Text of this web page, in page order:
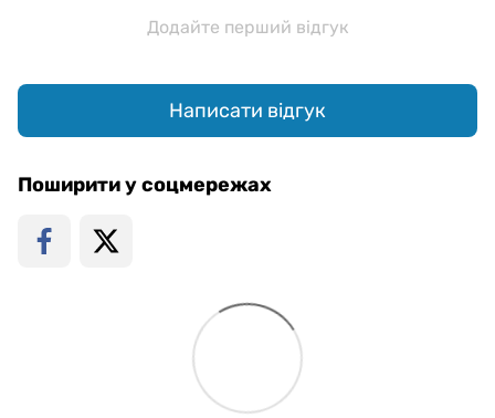
Додайте перший відгук
Написати відгук
Поширити у соцмережах